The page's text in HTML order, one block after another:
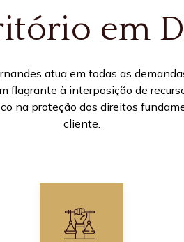
em
atua em todas as
flagrante à interposição de
na proteção dos direitos
cliente.